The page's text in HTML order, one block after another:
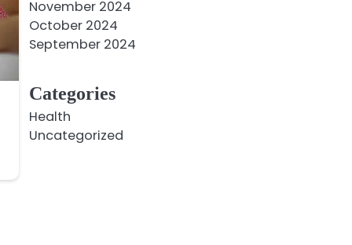
November 2024
October 2024
September 2024
Categories
Health
Uncategorized